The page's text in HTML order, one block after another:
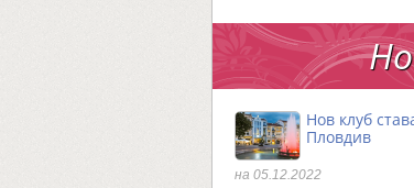
Нов клуб
Пловдив
на 05.12.2022